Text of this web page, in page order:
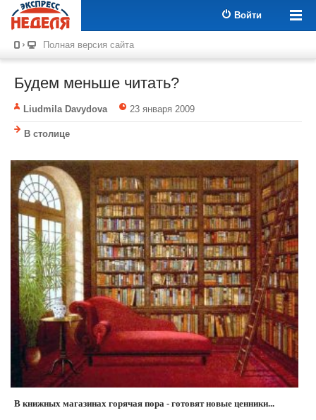
Войти
Полная версия сайта
Будем меньше читать?
Liudmila Davydova 23 января 2009
В столице
В книжных магазинах горячая пора - готовят новые ценники...